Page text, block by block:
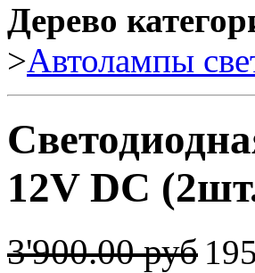
Дерево
>Автолампы
12V DC
3'900.00 руб